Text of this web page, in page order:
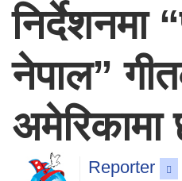
निर्देशनमा
नेपाल”
अमेरिकामा
Reporter